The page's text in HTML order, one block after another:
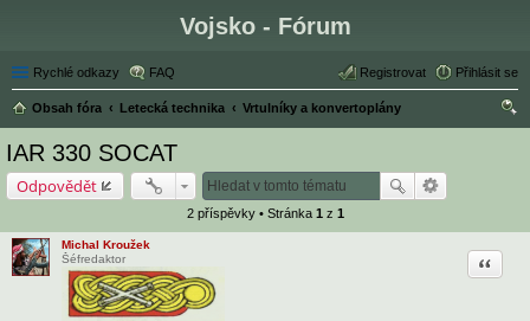
Vojsko - Fórum
Rychlé odkazy FAQ Přihlásit se
Registrovat
Obsah fóra Letecká technika
Vrtulníky a konvertoplány
IAR 330 SOCAT
Odpovědět
2 příspěvky • Stránka 1 z 1
Michal Kroužek
Šéfredaktor
Citace